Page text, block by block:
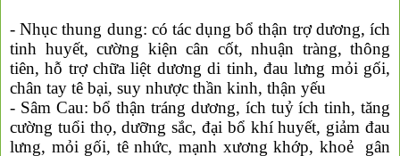
- Nhục thung dung: có tác dụng bổ thận trợ dương, ích
tinh huyết, cường kiện cân cốt, nhuận tràng, thông
tiên, hỗ trợ chữa liệt dương di tinh, đau lưng mỏi gối,
chân tay tê bại, suy nhược thần kinh, thận yếu
- Sâm Cau: bổ thận tráng dương, ích tuỷ ích tinh, tăng
cường tuổi thọ, dưỡng sắc, đại bổ khí huyết, giảm đau
lưng, mỏi gối, tê nhức, mạnh xương khớp, khoẻ gân